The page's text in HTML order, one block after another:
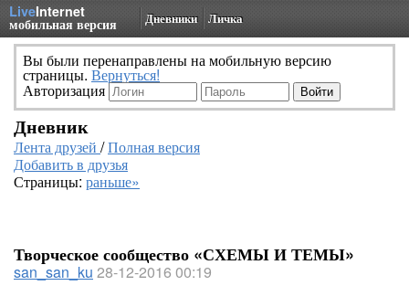
LiveInternet
мобильная версия Дневники Личка
Вы были перенаправлены на мобильную версию
страницы. Вернуться!
Авторизация
Дневник
Лента друзей /Полная версия
Добавить в друзья
Страницы: раньше»
Творческое сообщество «СХЕМЫ И ТЕМЫ»
san_san_ku 28-12-2016 00:19